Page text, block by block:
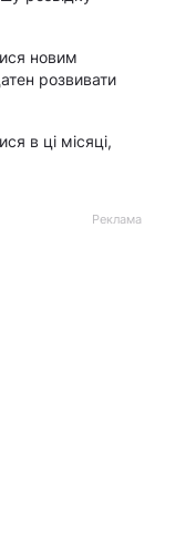
новим
розвивати
в ці місяці,
Реклама